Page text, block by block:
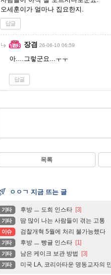
오세훈이가 얼마나 집요한지.
답글
장겸 26-06-10 06:59
아....그렇군요...ㅜㅜ
답글
목록
ㅇㅇㄱ 지금 뜨는 글
기타 후방 ㅡ 도희 인스타 [3]
기타 땀 많이 나는 사람들이 겪는 고통
이슈 검찰개혁 5월에 처리 불가능했다
기타 후방 ㅡ 빵귤 인스타 [1]
기타 남은 케이크 보관 방법 [3]
기타 미국 LA, 코리아타운 명동교자의